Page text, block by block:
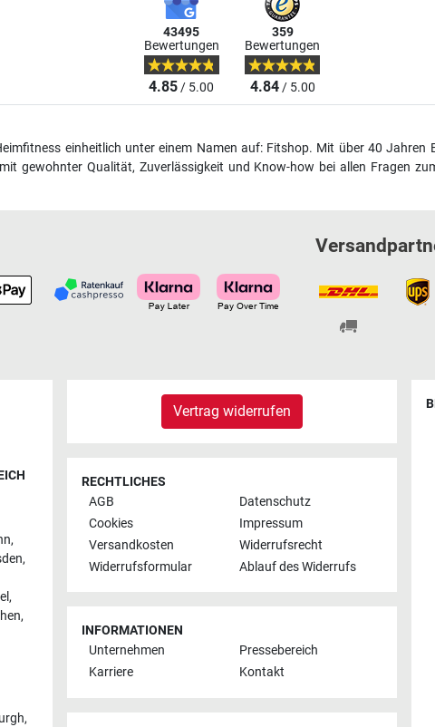
43495
Bewertungen
4.85/ 5.00
359
Bewertungen
4.84/ 5.00
einheitlich unter einem Namen auf: Fitshop. Mit über 40
gewohnter Qualität, Zuverlässigkeit und Know-how bei allen Fragen
,
,
,
,
,
Vertrag widerrufen
RECHTLICHES
AGB
Datenschutz
Cookies
Impressum
Versandkosten
Widerrufsrecht
Widerrufsformular
Ablauf des Widerrufs
INFORMATIONEN
Unternehmen
Pressebereich
Karriere
Kontakt